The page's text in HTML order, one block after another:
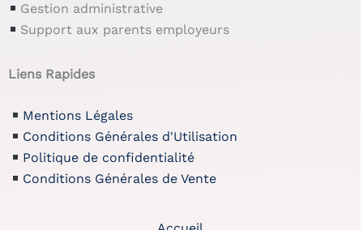
Gestion administrative
Support aux parents employeurs
Liens Rapides
Mentions Légales
Conditions Générales d'Utilisation
Politique de confidentialité
Conditions Générales de Vente